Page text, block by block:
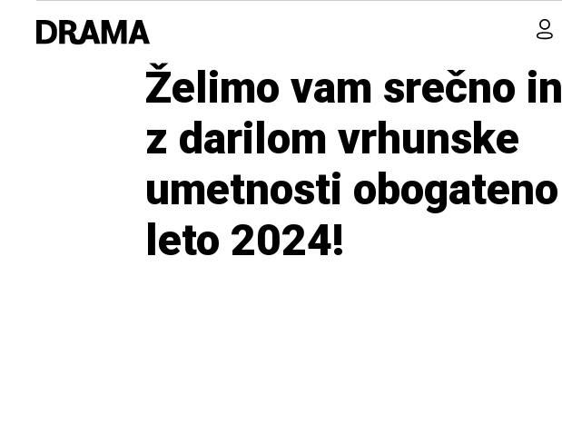
Želimo vam srečno in
z darilom vrhunske
umetnosti obogateno
leto 2024!